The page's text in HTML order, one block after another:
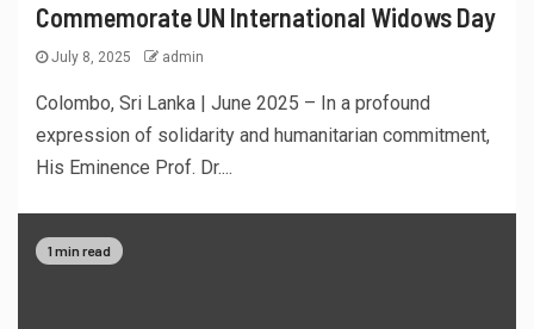
Commemorate UN International Widows Day
July 8, 2025 admin
Colombo, Sri Lanka | June 2025 – In a profound
expression of solidarity and humanitarian commitment,
His Eminence Prof. Dr....
1 min read